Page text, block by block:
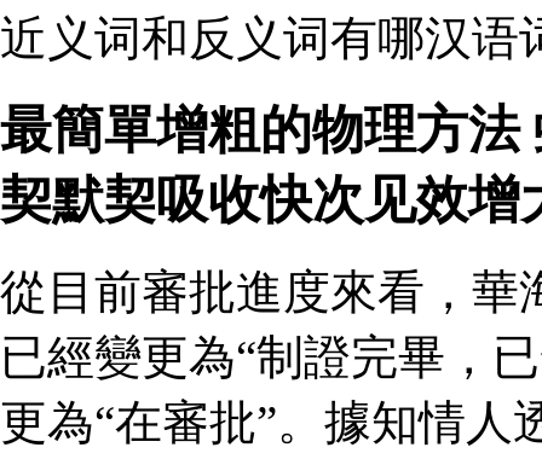
近义词和反义词有哪汉语
最簡單增粗的物理方
契默契吸收快次见效增
從目前審批進度來看，華
已經變更為“制證完畢，
更為“在審批”。據知情